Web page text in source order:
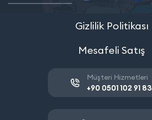
Gizlilik Politikası
Mesafeli Satış
Müşteri Hizmetleri
+90 0501 102 91 83